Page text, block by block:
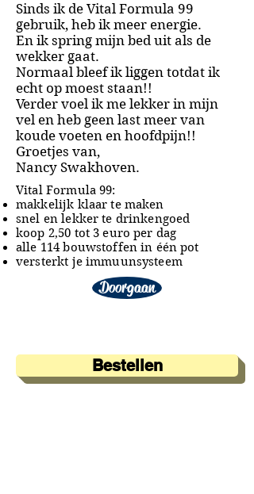
Sinds ik de Vital Formula 99
gebruik, heb ik meer energie.
En ik spring mijn bed uit als de
wekker gaat.
Normaal bleef ik liggen totdat ik
echt op moest staan!!
Verder voel ik me lekker in mijn
vel en heb geen last meer van
koude voeten en hoofdpijn!!
Groetjes van,
Nancy Swakhoven.
Vital Formula 99:
makkelijk klaar te maken
snel en lekker te drinkengoed
koop 2,50 tot 3 euro per dag
alle 114 bouwstoffen in één pot
versterkt je immuunsysteem
Doorgaan
Bestellen